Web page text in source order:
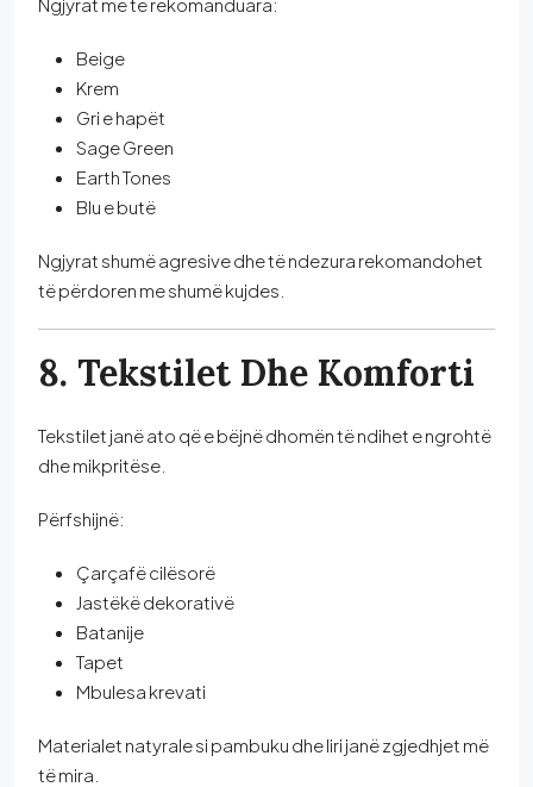
Beige
Krem
Gri e hapët
Sage Green
Earth Tones
Blu e butë
Ngjyrat shumë agresive dhe të ndezura rekomandohet
të përdoren me shumë kujdes.
8. Tekstilet Dhe Komforti
Tekstilet janë ato që e bëjnë dhomën të ndihet e ngrohtë
dhe mikpritëse.
Përfshijnë:
Çarçafë cilësorë
Jastëkë dekorativë
Batanije
Tapet
Mbulesa krevati
Materialet natyrale si pambuku dhe liri janë zgjedhjet më
të mira.